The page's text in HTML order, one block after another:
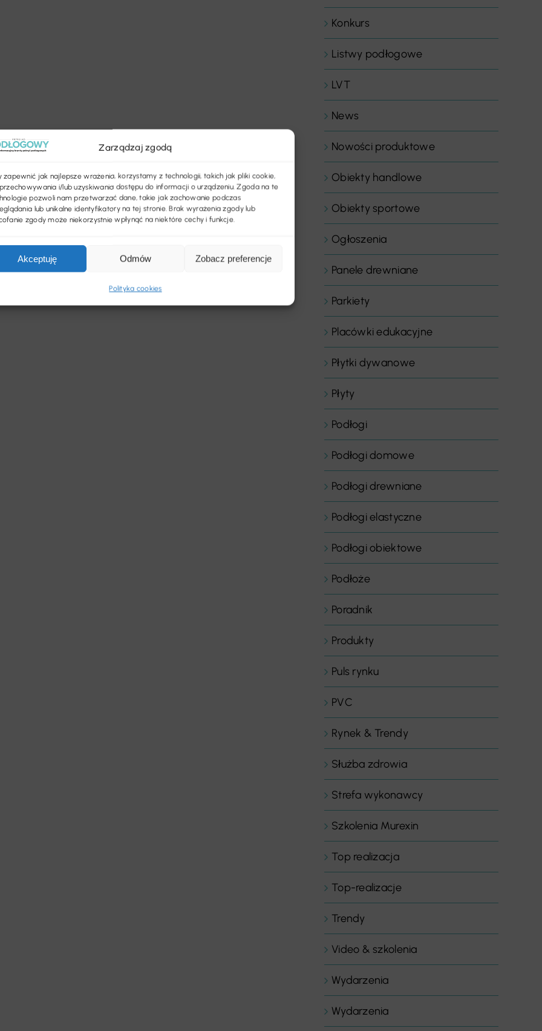
Zarządzaj zgodą
zapewnić jak najlepsze wrażenia, korzystamy z technologii, takich jak pliki cookie,
i/lub uzyskiwania dostępu do informacji o urządzeniu. Zgoda na te
pozwoli nam przetwarzać dane, takie jak zachowanie podczas
lub unikalne identyfikatory na tej stronie. Brak wyrażenia zgody lub
zgody może niekorzystnie wpłynąć na niektóre cechy i funkcje.
Akceptuję Odmów Zobacz preferencje
Polityka cookies
Konkurs
Listwy podłogowe
LVT
News
Nowości produktowe
Obiekty handlowe
Obiekty sportowe
Ogłoszenia
Panele drewniane
Parkiety
Placówki edukacyjne
Płytki dywanowe
Płyty
Podłogi
Podłogi domowe
Podłogi drewniane
Podłogi elastyczne
Podłogi obiektowe
Podłoże
Poradnik
Produkty
Puls rynku
PVC
Rynek & Trendy
Służba zdrowia
Strefa wykonawcy
Szkolenia Murexin
Top realizacja
Top-realizacje
Trendy
Video & szkolenia
Wydarzenia
Wydarzenia